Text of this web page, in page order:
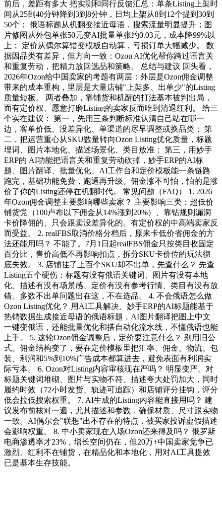
前后，差距有多大 把实测和同行反馈汇总：单条Listing上架时
间从25到40分钟降到3到8分钟，日均上架从8到12个提到30到
50个； 俄语标题从机翻变接近母语，搜索流量明显提升；图
片修图从外包单张50元变AI批量单张约0.03元，成本降99%以
上； 定价从偶尔算错变模板自动算，亏损订单大幅减少。 数
据因品类有差异，但方向一致：Ozon AI优化帮你跨过语言关
和重复劳动，把精力放回选品和策略。 总结与建议 回头看，
2026年Ozon给中国卖家的考题有两层：外层是Ozon佣金调整
带来的成本重构，里层是大量店铺"上架多、出单少"的Listing
质量短板。 两者叠加，靠铺货和机翻的打法基本被判出局，
而有定价权、愿意打磨Listing的卖家反而吃到清退红利。 给三
个实在建议： 第一，先用三条判断标准认清自己站在哪一
边，客单价低、没差异化、单渠道的尽早调整或换品类； 第
二，把运营重心从SKU数量转向Ozon Listing优化质量，标题
埋词、图片本地化、描述场景化、类目放准； 第三，用妙手
ERP的 AI功能把语言关和重复劳动砍掉，妙手ERP的AI标
题、图片翻译、批量优化、AI工作台和定价模板能一条链路
跑完，基础功能免费，跑通再升级。佣金涨不可怕，怕的是涨
价了你的Listing还停在机翻时代。 常见问题（FAQ） 1. 2026
年Ozon佣金调整主要影响哪些卖家？ 主要影响三类：超低价
铺货党（100卢布以下佣金从14%涨到20%）、靠钻规则漏洞
卡价降佣的、只会跟卖没差异化的。有定价权的中高端卖家反
而受益。 2. realFBS取消价格分档后，原来卡低价省佣金的方
法还能用吗？ 不能了。7月1日起realFBS佣金只按类目收固定
百分比，售价高低不再影响扣点，拆分SKU卡价位的玩法彻
底失效。 3. 店铺挂了上百个SKU却不出单，先查什么？ 先查
Listing五个硬伤：标题有没有俄语关键词、图片有没有本地
化、描述有没有场景感、定价有没有参考行情、类目有没有放
错。多数不出单问题出在这，不在选品。 4. 不会俄语怎么做
Ozon Listing优化？ 用AI工具解决。妙手ERP的AI标题能基于
热销数据生成接近母语的俄语标题，AI图片翻译把图上中文
一键变俄语，还能批量优化和搭自动化流水线，不懂俄语也能
上手。 5. 这轮Ozon佣金调整后，定价要注意什么？ 别用旧公
式。佣金结构变了，要在定价模板里把汇率、佣金、物流、包
装、利润和5%到10%广告成本都算进去，避免表面有利润实
际亏本。 6. Ozon对Listing内容审核现在严吗？ 明显变严。对
标题关键词堆砌、图片与实物不符、描述夸大处罚加大，同时
履约时效（72小时发货、轨迹可追踪）和店铺评分挂钩，评分
低会拉低搜索权重。 7. AI生成的Listing内容能直接用吗？ 建
议发布前核对一遍，尤其描述和参数，确保材质、尺寸跟实物
一致。AI偶尔会"联想"出不存在的特点，被买家投诉虚假描述
会影响权重。 8. 中小卖家现在入场Ozon还来得及吗？ 俄罗斯
电商渗透率才23%，增长空间仍在，但20万+中国卖家竞争已
激烈。红利不在铺货，在精品化和本地化，用对AI工具提效
已是基本生存技能。